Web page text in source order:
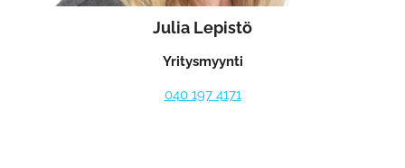
Julia Lepistö
Yritysmyynti
040 197 4171